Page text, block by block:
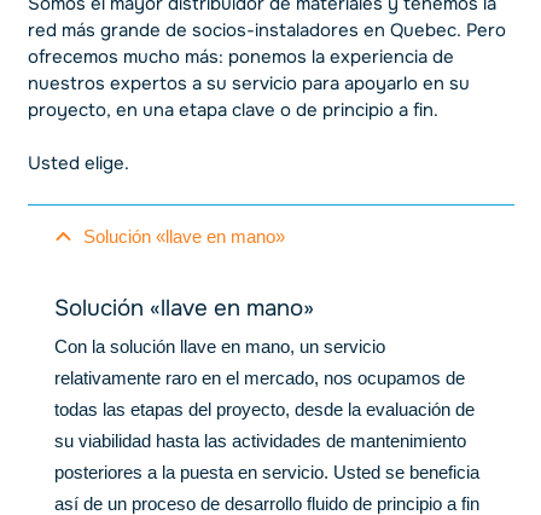
red más grande de socios-instaladores en Quebec. Pero
ofrecemos mucho más: ponemos la experiencia de
nuestros expertos a su servicio para apoyarlo en su
proyecto, en una etapa clave o de principio a fin.
Usted elige.
Solución «llave en mano»
Solución «llave en mano»
Con la solución llave en mano, un servicio
relativamente raro en el mercado, nos ocupamos de
todas las etapas del proyecto, desde la evaluación de
su viabilidad hasta las actividades de mantenimiento
posteriores a la puesta en servicio. Usted se beneficia
así de un proceso de desarrollo fluido de principio a fin